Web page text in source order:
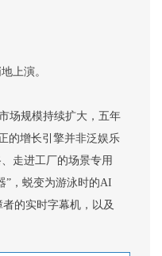
上演。
场规模持续扩大，五年
的增长引擎并非泛娱乐
走进工厂的场景专用
”，蜕变为游泳时的AI
的实时字幕机，以及